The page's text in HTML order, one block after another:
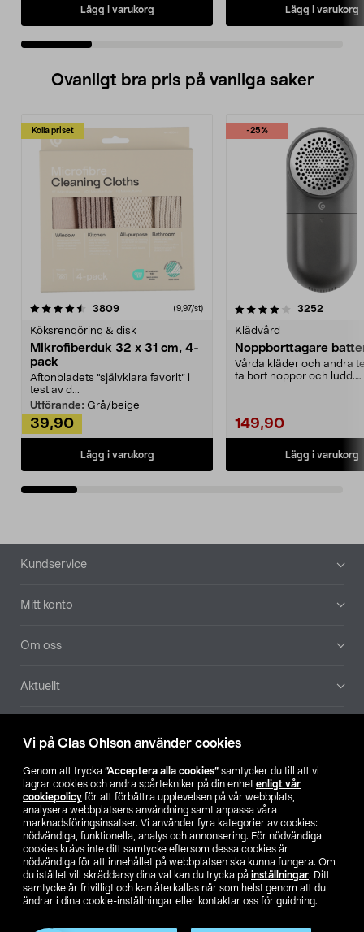
Vi på Clas Ohlson använder cookies
Genom att trycka ”Acceptera alla cookies” samtycker du till att vi
lagrar cookies och andra spårtekniker på din enhet enligt vår
cookiepolicy för att förbättra upplevelsen på vår webbplats,
analysera webbplatsens användning samt anpassa våra
marknadsföringsinsatser. Vi använder fyra kategorier av cookies:
nödvändiga, funktionella, analys och annonsering. För nödvändiga
cookies krävs inte ditt samtycke eftersom dessa cookies är
nödvändiga för att innehållet på webbplatsen ska kunna fungera. Om
du istället vill skräddarsy dina val kan du trycka på inställningar. Ditt
samtycke är frivilligt och kan återkallas när som helst genom att du
ändrar i dina cookie-inställningar eller kontaktar oss för guidning.
Lägg i varukorg Lägg i varukorg
Ovanligt bra pris på vanliga saker
Kolla priset
3809recensioner (9,97/st)
Köksrengöring & disk
Mikrofiberduk 32 x 31 cm, 4-
pack
Aftonbladets "självklara favorit” i
test av d...
Utförande: Grå/beige
39,90
Lägg i varukorg
-25%
4.0av 5 stjärnor 3252
Klädvård
Noppborttagare
Vårda kläder och andra
ta bort noppor och ludd.
149,90
Lägg i varukorg
4.5av 5 stjärnor
Sidfot
Kundservice
Mitt konto
Om oss
Aktuellt
Hitta butik
SE NO FI